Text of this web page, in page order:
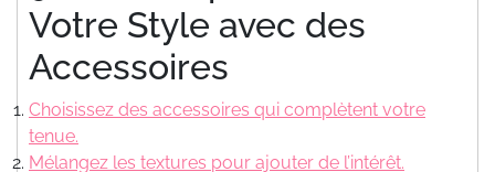
Votre Style avec des
Accessoires
Choisissez des accessoires qui complètent votre
tenue.
Mélangez les textures pour ajouter de l’intérêt.